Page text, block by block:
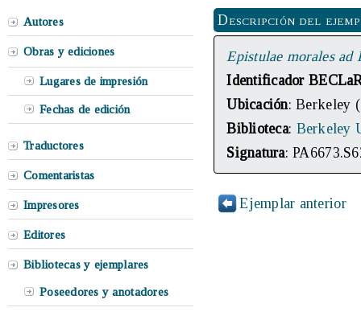
Autores
Obras y ediciones
Lugares de impresión
Fechas de edición
Traductores
Comentaristas
Impresores
Editores
Bibliotecas y ejemplares
Poseedores y anotadores
Descripción del
Epistulae morales
Identificador
Ubicación: Berkeley
Biblioteca: Berkeley
Signatura:
Ejemplar anterior